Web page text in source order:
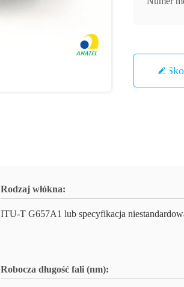
Rodzaj włókna:
ITU-T G657A1 lub specyfikacja
Robocza długość fali (nm):